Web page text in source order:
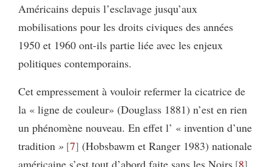
Américains depuis l’esclavage jusqu’aux
mobilisations pour les droits civiques des années
1950 et 1960 ont-ils partie liée avec les enjeux
politiques contemporains.
Cet empressement à vouloir refermer la cicatrice de
la « ligne de couleur» (Douglass 1881) n’est en rien
un phénomène nouveau. En effet l’ « invention d’une
tradition » 7 (Hobsbawm et Ranger 1983) nationale
américaine s’est tout d’abord faite sans les Noirs 8